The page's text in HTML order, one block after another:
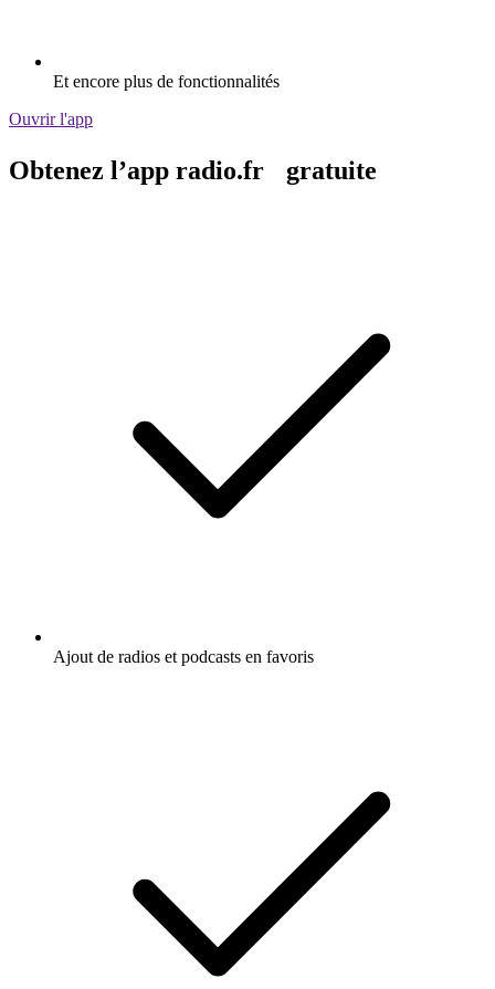
Et encore plus de fonctionnalités
Ouvrir l'app
Obtenez l’app radio.fr gratuite
Ajout de radios et podcasts en favoris